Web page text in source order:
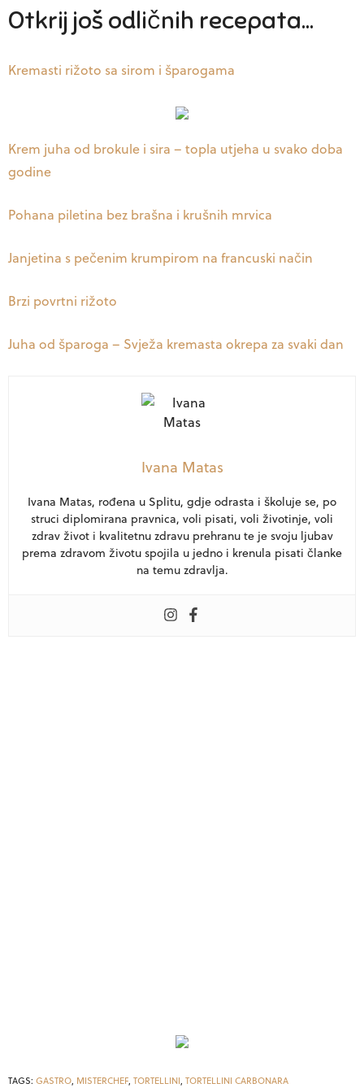
Otkrij još odličnih recepata…
Kremasti rižoto sa sirom i šparogama
Krem juha od brokule i sira – topla utjeha u svako doba
godine
Pohana piletina bez brašna i krušnih mrvica
Janjetina s pečenim krumpirom na francuski način
Brzi povrtni rižoto
Juha od šparoga – Svježa kremasta okrepa za svaki dan
Ivana Matas
Ivana Matas, rođena u Splitu, gdje odrasta i školuje se, po
struci diplomirana pravnica, voli pisati, voli životinje, voli
zdrav život i kvalitetnu zdravu prehranu te je svoju ljubav
prema zdravom životu spojila u jedno i krenula pisati članke
na temu zdravlja.
TAGS: GASTRO, MISTERCHEF, TORTELLINI, TORTELLINI CARBONARA